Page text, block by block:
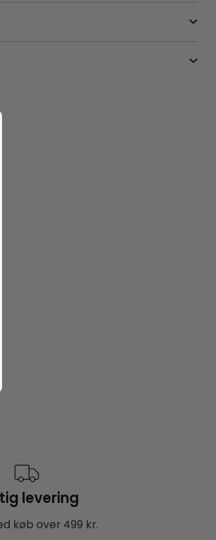
levering
køb over 499 kr.